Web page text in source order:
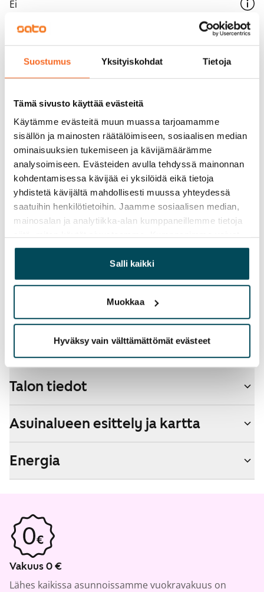
Suostumus Yksityiskohdat Tietoja
Tämä sivusto käyttää evästeitä
Käytämme evästeitä muun muassa tarjoamamme
sisällön ja mainosten räätälöimiseen, sosiaalisen median
ominaisuuksien tukemiseen ja kävijämäärämme
analysoimiseen. Evästeiden avulla tehdyssä mainonnan
kohdentamisessa kävijää ei yksilöidä eikä tietoja
yhdistetä kävijältä mahdollisesti muussa yhteydessä
saatuihin henkilötietoihin. Jaamme sosiaalisen median,
mainosalan ja analytiikka-alan kumppaneillemme tietoja
yhdistää näitä tietoja muihin tietoihin, joita olet antanut
heille tai joita on kerätty, kun olet käyttänyt heidän
palvelujaan.
Salli kaikki
Muokkaa
Hyväksy vain välttämättömät evästeet
Ei
Vuokra
0 €, (yrityksille min. 1 kk vuokra)
Pakollinen, ei sisälly vuokraan
Vesimaksu
27 €/hlö/kk
Sähkömaksu
Vuokralainen solmii itse sähkösopimuksen.
Laajakaista
Vuokraan sisältyy 50 M laajakaistaliittymä. Voit hankkia
lisänopeutta etuhintaan ottamalla yhteyttä
Lemmikit sallittu
Savuton talo
Talon tiedot
Asuinalueen esittely ja kartta
Energia
Vakuus 0 €
Lähes kaikissa asunnoissamme vuokravakuus on